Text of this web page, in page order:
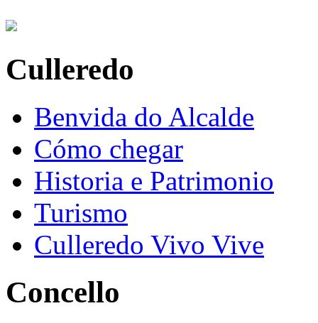
Culleredo
Benvida do Alcalde
Cómo chegar
Historia e Patrimonio
Turismo
Culleredo Vivo Vive
Concello